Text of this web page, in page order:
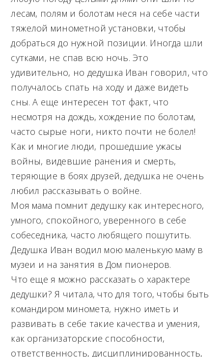
лесам, полям и болотам неся на себе части
тяжелой минометной установки, чтобы
добраться до нужной позиции. Иногда шли
сутками, не спав всю ночь. Это
удивительно, но дедушка Иван говорил, что
получалось спать на ходу и даже видеть
сны. А еще интересен тот факт, что
несмотря на дождь, хождение по болотам,
часто сырые ноги, никто почти не болел!
Как и многие люди, прошедшие ужасы
войны, видевшие ранения и смерть,
теряющие в боях друзей, дедушка не очень
любил рассказывать о войне.
Моя мама помнит дедушку как интересного,
умного, спокойного, уверенного в себе
собеседника, часто любящего пошутить.
Дедушка Иван водил мою маленькую маму в
музеи и на занятия в Дом пионеров.
Что еще я можно рассказать о характере
дедушки? Я читала, что для того, чтобы быть
командиром миномета, нужно иметь и
развивать в себе такие качества и умения,
как организаторские способности,
ответственность, дисциплинированность,